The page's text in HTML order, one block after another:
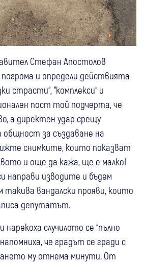
Стефан Апостолов
погрома и определи действията
страсти“, “комплекси“ и
пост той подчерта, че
а директен удар срещу
общност за създаване на
снимките, които показват
и още да кажа, ще е малко!
направи изводите и бъдем
такива вандалски прояви, които
депутатът.
случилото се “пълно
че градът се гради с
му отнема минути. От